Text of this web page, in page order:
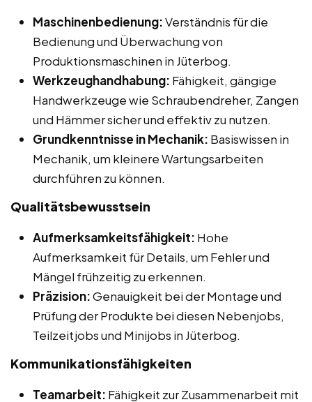
Maschinenbedienung:Verständnis für die
Bedienung und Überwachung von
Produktionsmaschinen in Jüterbog.
Werkzeughandhabung: Fähigkeit, gängige
Handwerkzeuge wie Schraubendreher, Zangen
und Hämmer sicher und effektiv zu nutzen.
Grundkenntnisse in Mechanik: Basiswissen in
Mechanik, um kleinere Wartungsarbeiten
durchführen zu können.
Qualitätsbewusstsein
Aufmerksamkeitsfähigkeit: Hohe
Aufmerksamkeit für Details, um Fehler und
Mängel frühzeitig zu erkennen.
Präzision:Genauigkeit bei der Montage und
Prüfung der Produkte bei diesen Nebenjobs,
Teilzeitjobs und Minijobs in Jüterbog.
Kommunikationsfähigkeiten
Teamarbeit: Fähigkeit zur Zusammenarbeit mit